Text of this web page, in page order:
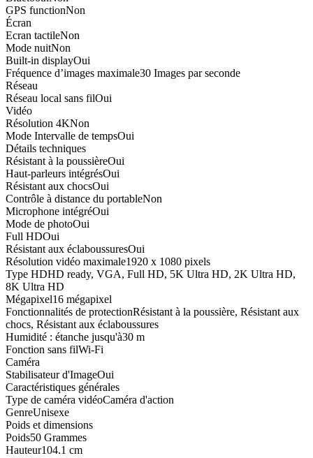
GPS functionNon
Écran
Ecran tactileNon
Mode nuitNon
Built-in displayOui
Fréquence d’images maximale30 Images par seconde
Réseau
Réseau local sans filOui
Vidéo
Résolution 4KNon
Mode Intervalle de tempsOui
Détails techniques
Résistant à la poussièreOui
Haut-parleurs intégrésOui
Résistant aux chocsOui
Contrôle à distance du portableNon
Microphone intégréOui
Mode de photoOui
Full HDOui
Résistant aux éclaboussuresOui
Résolution vidéo maximale1920 x 1080 pixels
Type HDHD ready, VGA, Full HD, 5K Ultra HD, 2K Ultra HD,
8K Ultra HD
Mégapixel16 mégapixel
Fonctionnalités de protectionRésistant à la poussière, Résistant aux
chocs, Résistant aux éclaboussures
Humidité : étanche jusqu'à30 m
Fonction sans filWi-Fi
Caméra
Stabilisateur d'ImageOui
Caractéristiques générales
Type de caméra vidéoCaméra d'action
GenreUnisexe
Poids et dimensions
Poids50 Grammes
Hauteur104.1 cm